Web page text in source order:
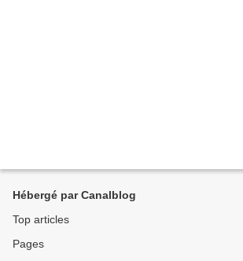
Hébergé par Canalblog
Top articles
Pages